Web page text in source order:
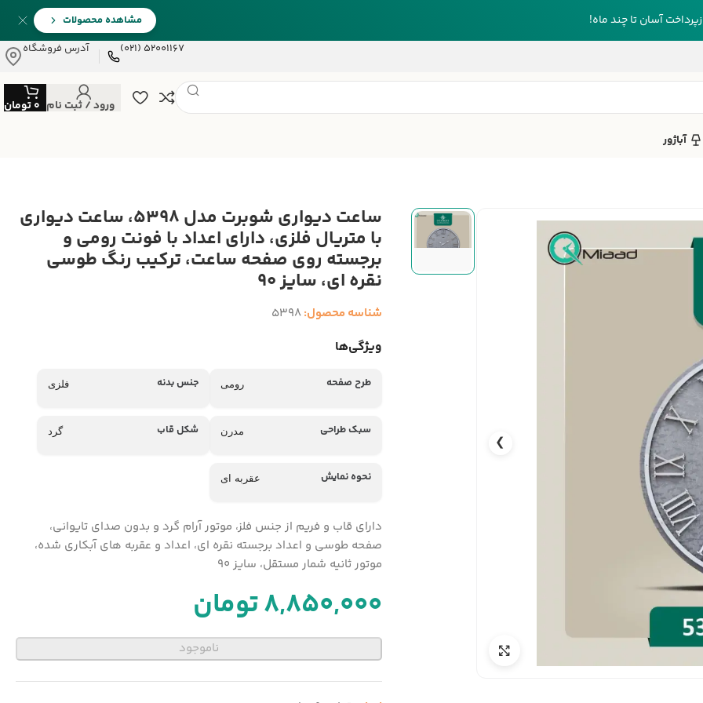
آسان تا چند ماه!
مشاهده محصولات
52001167 (021)
آدرس فروشگاه
ورود / ثبت نام 0تومان
آباژور
❯
ساعت دیواری شوبرت مدل 5398، ساعت دیواری
با متریال فلزی، دارای اعداد با فونت رومی و
برجسته روی صفحه ساعت، ترکیب رنگ طوسی
نقره ای، سایز 90
شناسه محصول:5398
ویژگی‌ها
طرح صفحه رومی جنس بدنه فلزی
سبک طراحی مدرن شکل قاب گرد
نحوه نمایش عقربه ای
دارای قاب و فریم از جنس فلز، موتور آرام گرد و بدون صدای تایوانی،
صفحه طوسی و اعداد برجسته نقره ای، اعداد و عقربه های آبکاری شده،
موتور ثانیه شمار مستقل، سایز 90
8,850,000تومان
ناموجود